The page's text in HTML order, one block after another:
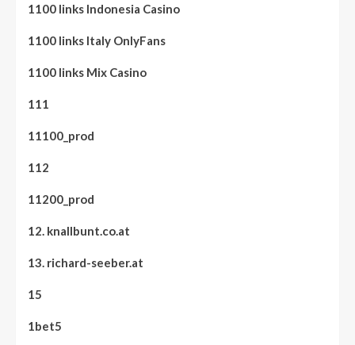
1100 links Indonesia Casino
1100 links Italy OnlyFans
1100 links Mix Casino
111
11100_prod
112
11200_prod
12. knallbunt.co.at
13. richard-seeber.at
15
1bet5